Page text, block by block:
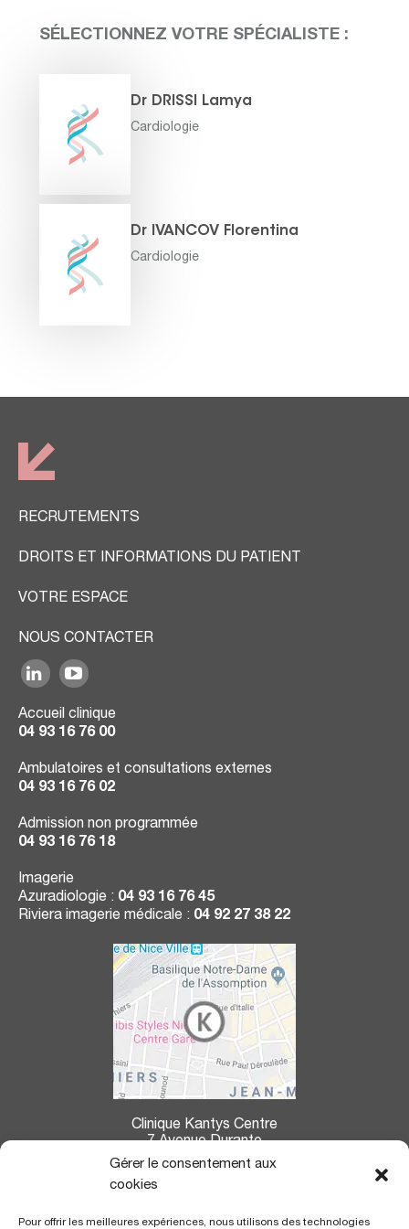
Gérer le consentement aux
cookies
Pour offrir les meilleures expériences, nous utilisons des technologies
SÉLECTIONNEZ VOTRE SPÉCIALISTE :
Dr DRISSI Lamya
Cardiologie
Dr IVANCOV Florentina
Cardiologie
RECRUTEMENTS
DROITS ET INFORMATIONS DU PATIENT
VOTRE ESPACE
NOUS CONTACTER
Accueil clinique
04 93 16 76 00
Ambulatoires et consultations externes
04 93 16 76 02
Admission non programmée
04 93 16 76 18
Imagerie
Azuradiologie : 04 93 16 76 45
Riviera imagerie médicale : 04 92 27 38 22
Clinique Kantys Centre
7 Avenue Durante
06004 Nice